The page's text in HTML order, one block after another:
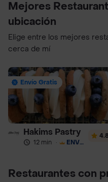
Mejores
ubicación
Elige entre los mejores
cerca de mí
Envío Gratis
Hakims Pastry
12 min · ENVÍO GRATIS
Restaurantes con